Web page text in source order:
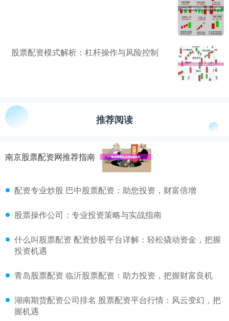
股票配资模式解析：杠杆操作与风险控制
推荐阅读
南京股票配资网推荐指南
配资专业炒股 巴中股票配资：助您投资，财富倍增
股票操作公司：专业投资策略与实战指南
什么叫股票配资 配资炒股平台详解：轻松撬动资金，把握
投资机遇
青岛股票配资 临沂股票配资：助力投资，把握财富良机
湖南期货配资公司排名 股票配资平台行情：风云变幻，把
握机遇